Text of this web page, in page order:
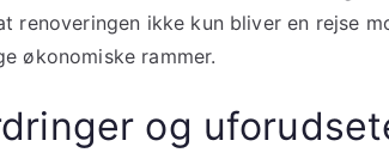
renoveringen ikke kun bliver en rejse
økonomiske rammer.
og